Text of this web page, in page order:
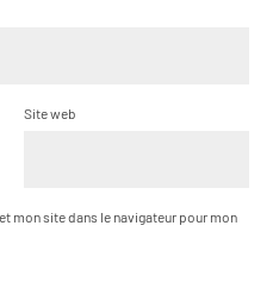
Site web
mon site dans le navigateur pour mon